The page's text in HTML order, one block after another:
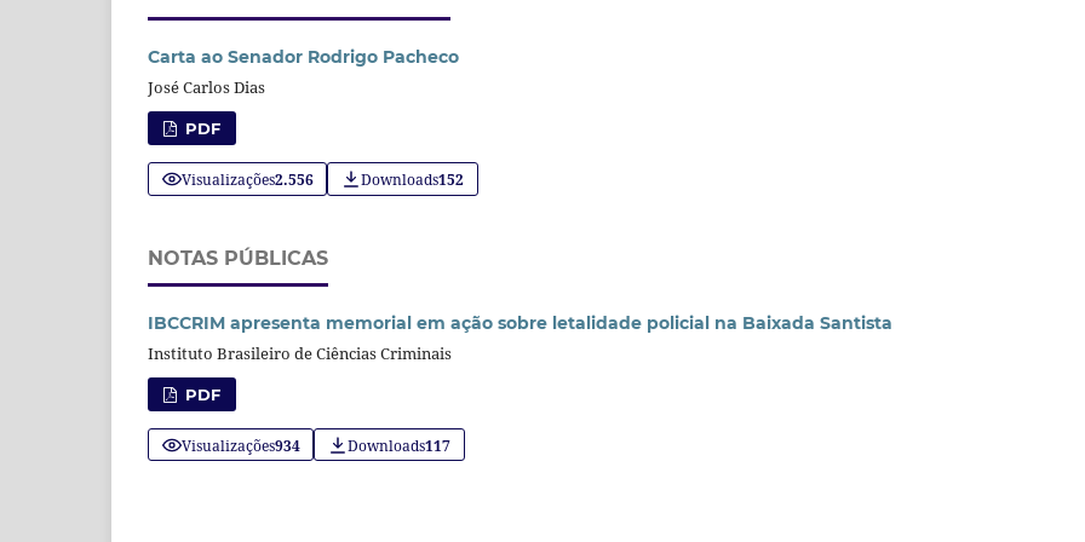
Carta ao Senador Rodrigo Pacheco
José Carlos Dias
PDF
Visualizações2.556 Downloads152
NOTAS PÚBLICAS
IBCCRIM apresenta memorial em ação sobre letalidade policial na Baixada Santista
Instituto Brasileiro de Ciências Criminais
PDF
Visualizações934 Downloads117